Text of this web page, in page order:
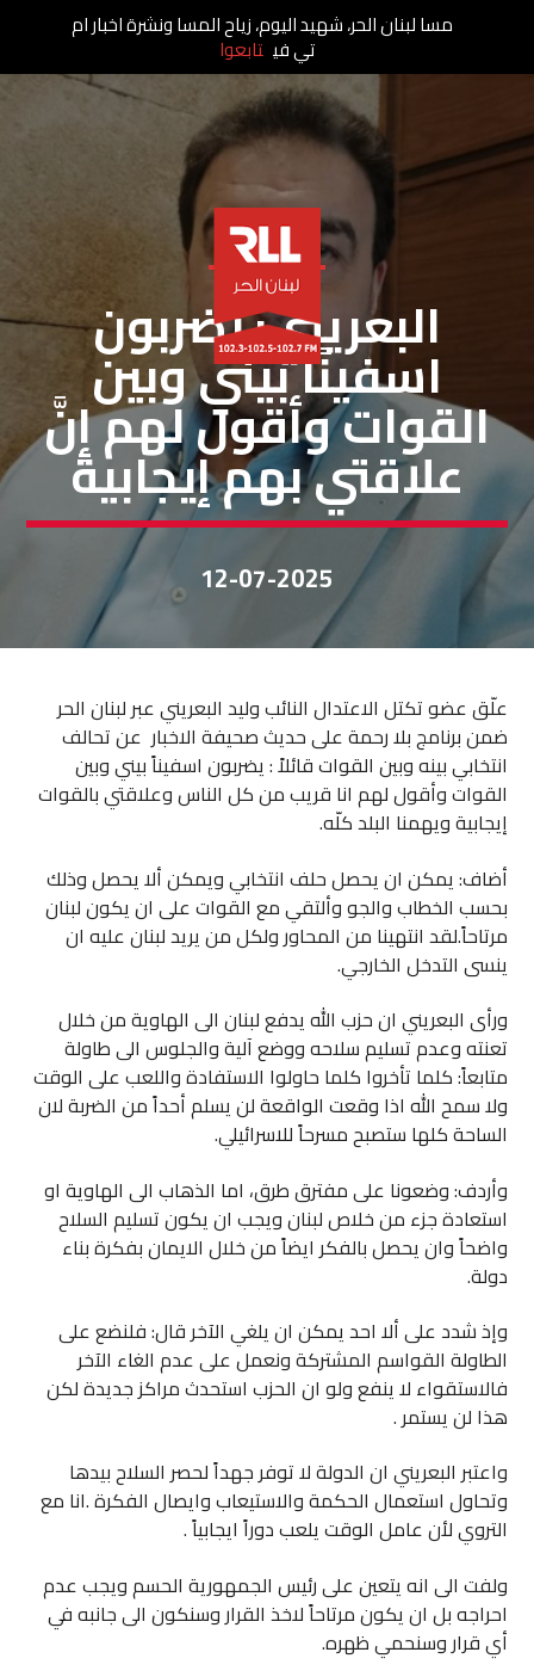
خاص لبنان الحر
البعريني: يضربون
اسفينًا بيني وبين
القوات وأقول لهم إِنَّ
علاقتي بهم إيجابية
12-07-2025
علّق عضو تكتل الاعتدال النائب وليد البعريني عبر لبنان الحر
ضمن برنامج بلا رحمة على حديث صحيفة الاخبار عن تحالف
انتخابي بينه وبين القوات قائلاً : يضربون اسفيناً بيني وبين
القوات وأقول لهم انا قريب من كل الناس وعلاقتي بالقوات
إيجابية ويهمنا البلد كلّه.
أضاف: يمكن ان يحصل حلف انتخابي ويمكن ألا يحصل وذلك
بحسب الخطاب والجو وألتقي مع القوات على ان يكون لبنان
مرتاحاً.لقد انتهينا من المحاور ولكل من يريد لبنان عليه ان
ينسى التدخل الخارجي.
ورأى البعريني ان حزب الله يدفع لبنان الى الهاوية من خلال
تعنته وعدم تسليم سلاحه ووضع آلية والجلوس الى طاولة
متابعاً: كلما تأخروا كلما حاولوا الاستفادة واللعب على الوقت
ولا سمح الله اذا وقعت الواقعة لن يسلم أحداً من الضربة لان
الساحة كلها ستصبح مسرحاً للاسرائيلي.
وأردف: وضعونا على مفترق طرق، اما الذهاب الى الهاوية او
استعادة جزء من خلاص لبنان ويجب ان يكون تسليم السلاح
واضحاً وان يحصل بالفكر ايضاً من خلال الايمان بفكرة بناء
دولة.
وإذ شدد على ألا احد يمكن ان يلغي الآخر قال: فلنضع على
الطاولة القواسم المشتركة ونعمل على عدم الغاء الآخر
فالاستقواء لا ينفع ولو ان الحزب استحدث مراكز جديدة لكن
هذا لن يستمر .
واعتبر البعريني ان الدولة لا توفر جهداً لحصر السلاح بيدها
وتحاول استعمال الحكمة والاستيعاب وايصال الفكرة .انا مع
التروي لأن عامل الوقت يلعب دوراً ايجابياً .
ولفت الى انه يتعين على رئيس الجمهورية الحسم ويجب عدم
احراجه بل ان يكون مرتاحاً لاخذ القرار وسنكون الى جانبه في
أي قرار وسنحمي ظهره.
مسا لبنان الحر، شهيد اليوم، زياح المسا ونشرة اخبار ام
تي في تابعوا